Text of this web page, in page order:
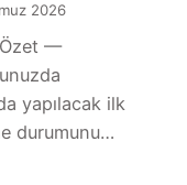
2026
Özet —
yapılacak ilk
durumunu…